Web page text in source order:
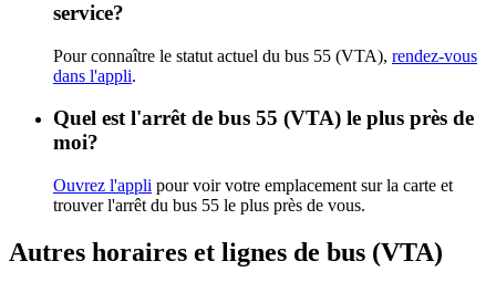
service?
Pour connaître le statut actuel du bus 55 (VTA), rendez-vous
dans l'appli.
Quel est l'arrêt de bus 55 (VTA) le plus près de
moi?
Ouvrez l'appli pour voir votre emplacement sur la carte et
trouver l'arrêt du bus 55 le plus près de vous.
Autres horaires et lignes de bus (VTA)